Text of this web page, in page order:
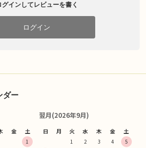
グインしてレビューを書く
ログイン
ダー
金 土
1
翌月(2026年9月)
日 月 火 水 木 金 土
1 2 3 4
5